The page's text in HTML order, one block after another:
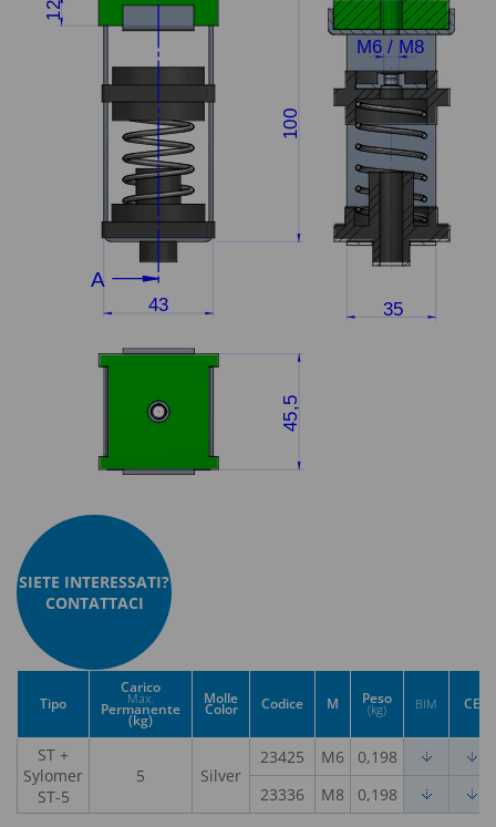
SIETE INTERESSATI?
CONTATTACI
Tipo
Carico
Max.
Permanente
(kg)
Molle
Color Codice M Peso
(kg) BIM CE
ST +
Sylomer
ST-5
5 Silver
23425 M6
0,198
23336
M8 0,198